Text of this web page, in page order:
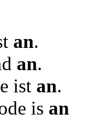
an.
an.
ist an.
is an